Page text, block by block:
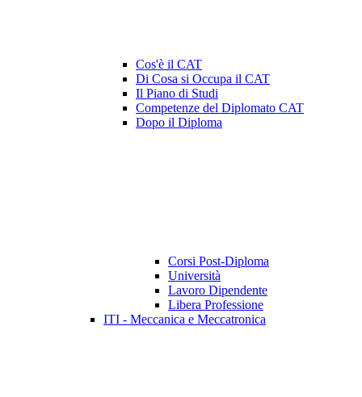
Cos'è il CAT
Di Cosa si Occupa il CAT
Il Piano di Studi
Competenze del Diplomato CAT
Dopo il Diploma
Corsi Post-Diploma
Università
Lavoro Dipendente
Libera Professione
ITI - Meccanica e Meccatronica